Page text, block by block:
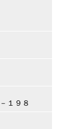
１９８